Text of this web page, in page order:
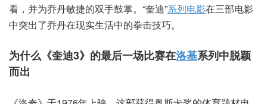
看，并为乔丹敏捷的双手鼓掌。“奎迪”系列电影在三部电影
中突出了乔丹在现实生活中的拳击技巧。
为什么《奎迪3》的最后一场比赛在洛基系列中脱颖
而出